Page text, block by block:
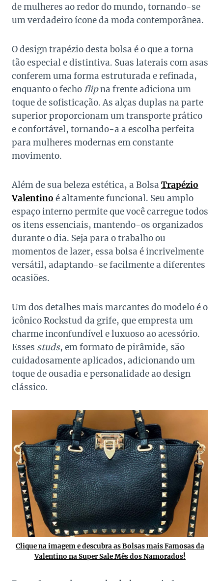
de mulheres ao redor do mundo, tornando-se
um verdadeiro ícone da moda contemporânea.
O design trapézio desta bolsa é o que a torna
tão especial e distintiva. Suas laterais com asas
conferem uma forma estruturada e refinada,
enquanto o fechoflipna frente adiciona um
toque de sofisticação. As alças duplas na parte
superior proporcionam um transporte prático
e confortável, tornando-a a escolha perfeita
para mulheres modernas em constante
movimento.
Além de sua beleza estética, a Bolsa Trapézio
Valentino é altamente funcional. Seu amplo
espaço interno permite que você carregue todos
os itens essenciais, mantendo-os organizados
durante o dia. Seja para o trabalho ou
momentos de lazer, essa bolsa é incrivelmente
versátil, adaptando-se facilmente a diferentes
ocasiões.
Um dos detalhes mais marcantes do modelo é o
icônico Rockstud da grife, que empresta um
charme inconfundível e luxuoso ao acessório.
Esses studs, em formato de pirâmide, são
cuidadosamente aplicados, adicionando um
toque de ousadia e personalidade ao design
clássico.
Clique na imagem e descubra as Bolsas mais Famosas da
Valentino na Super Sale Mês dos Namorados!